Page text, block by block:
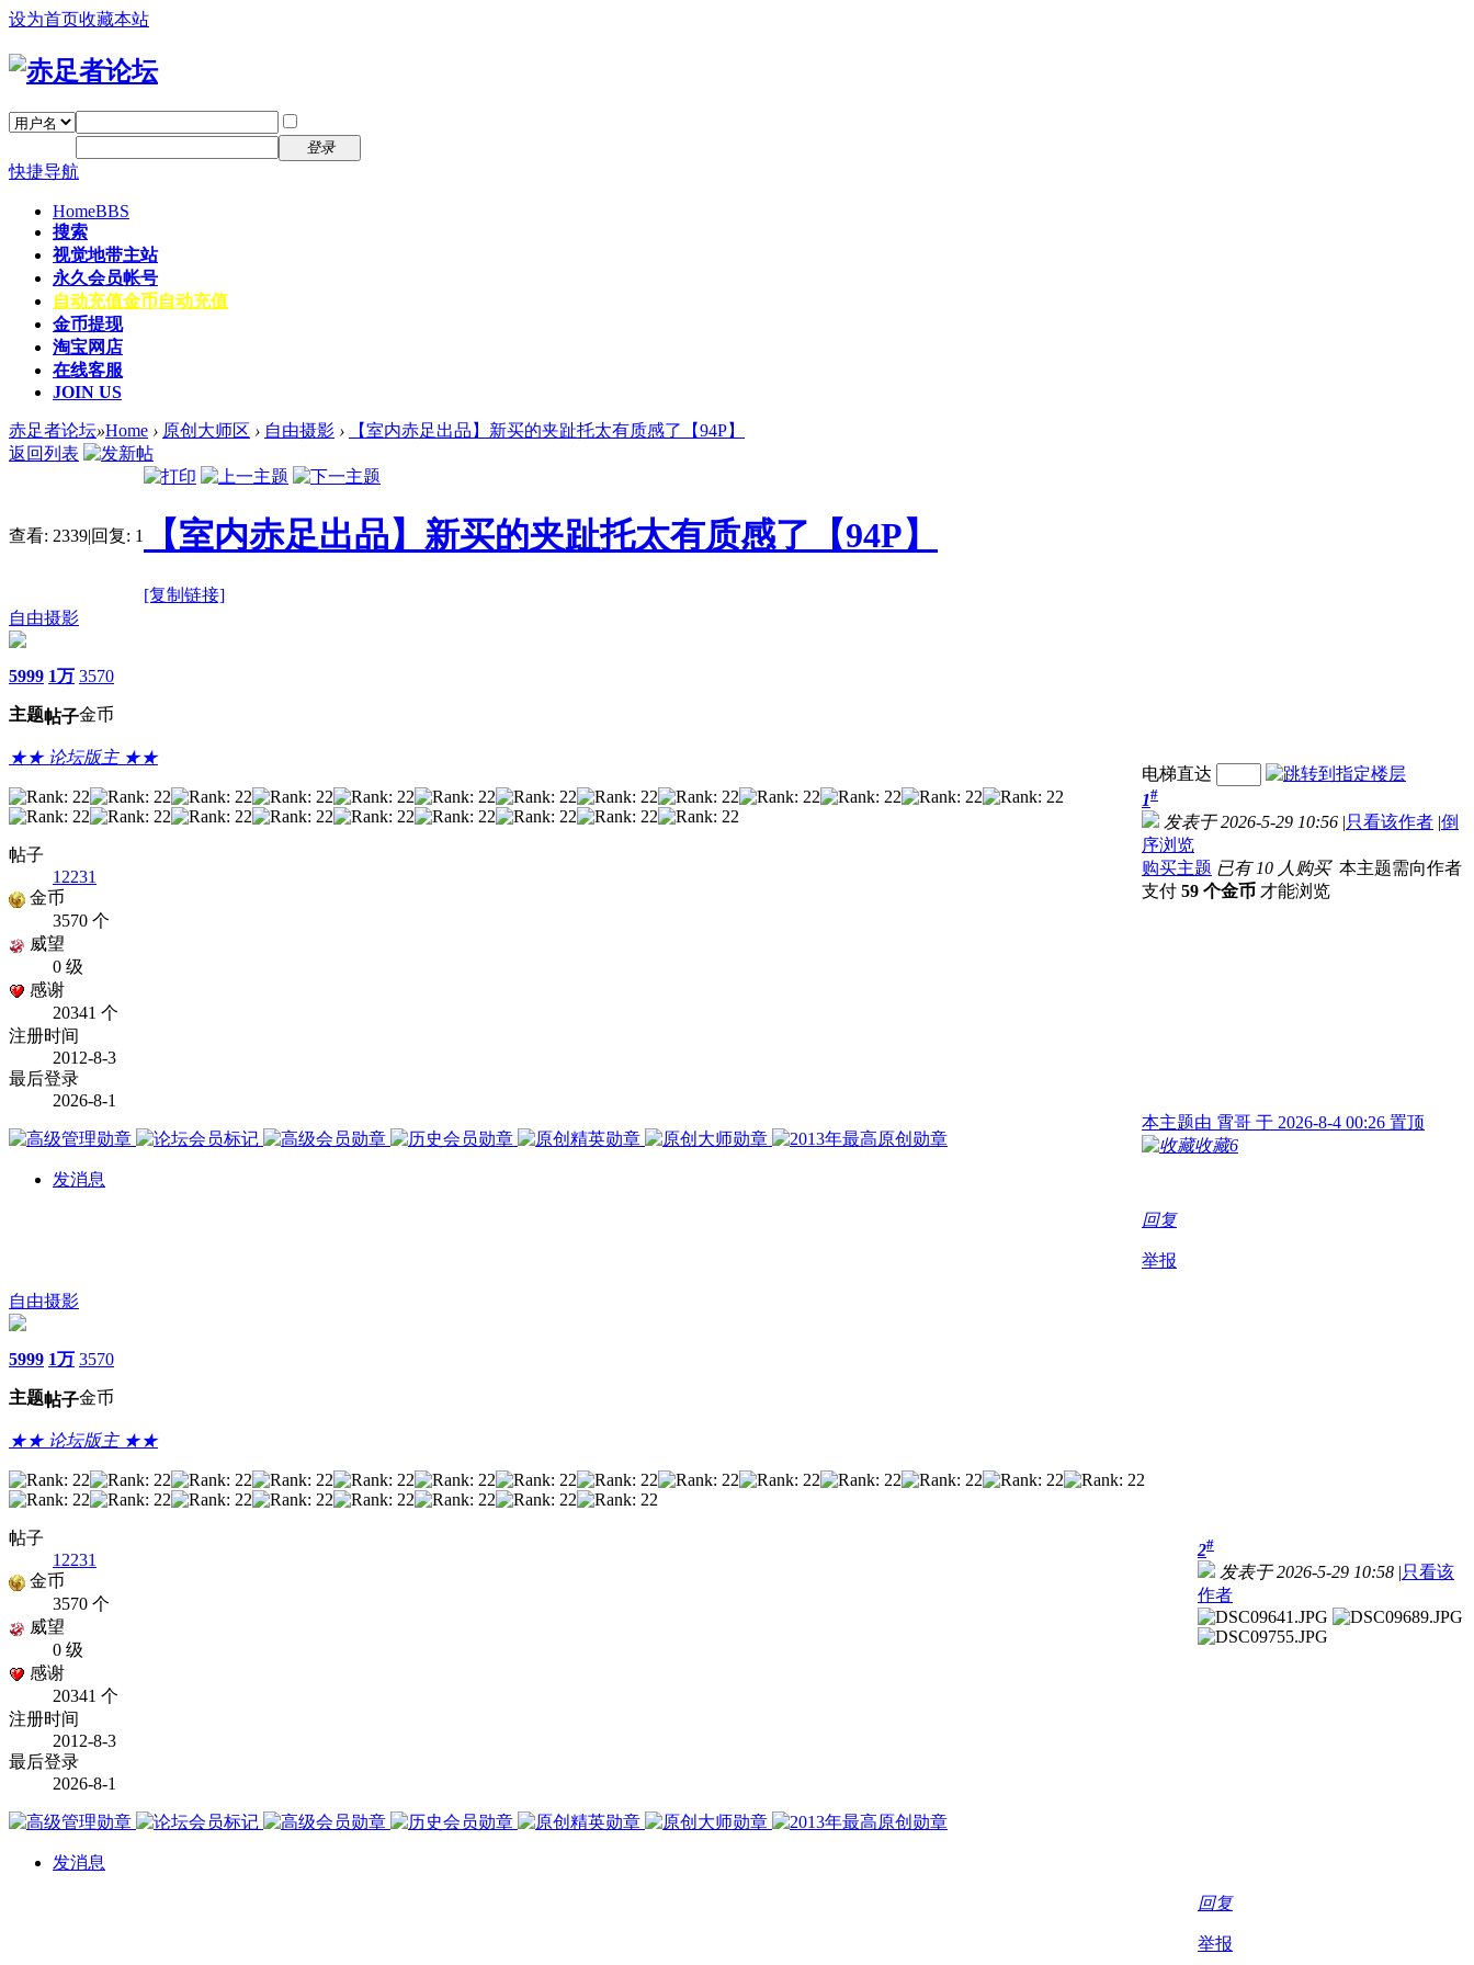
设为首页收藏本站
登录
快捷导航
HomeBBS
搜索
视觉地带主站
永久会员帐号
自动充值金币自动充值
金币提现
淘宝网店
在线客服
JOIN US
赤足者论坛»Home › 原创大师区 › 自由摄影 ›
【室内赤足出品】新买的夹趾托太有质感了【94P】
返回列表
查看: 2339|回复: 1 【室内赤足出品】新买的夹趾托太有质感了【94P】
[复制链接]
自由摄影
5999
主题
1万
帖子
3570
金币
★★ 论坛版主 ★★
帖子
12231
金币
3570 个
威望
0 级
感谢
20341 个
注册时间
2012-8-3
最后登录
2026-8-1
发消息
电梯直达
1#
发表于 2026-5-29 10:56 |只看该作者 |倒
序浏览
购买主题 已有 10 人购买 本主题需向作者
支付 59 个金币 才能浏览
本主题由 霄哥 于 2026-8-4 00:26 置顶
收藏6
回复
举报
自由摄影
5999
主题
1万
帖子
3570
金币
★★ 论坛版主 ★★
帖子
12231
金币
3570 个
威望
0 级
感谢
20341 个
注册时间
2012-8-3
最后登录
2026-8-1
发消息
2#
发表于 2026-5-29 10:58 |只看该
作者
回复
举报